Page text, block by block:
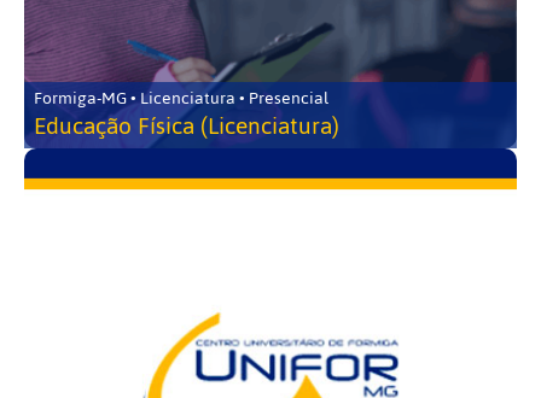
Formiga-MG • Licenciatura • Presencial
Educação Física (Licenciatura)